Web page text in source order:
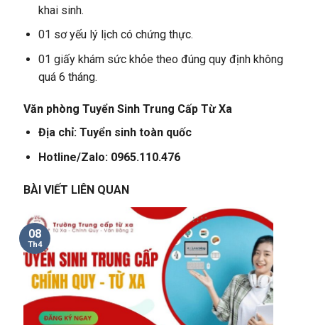
khai sinh.
01 sơ yếu lý lịch có chứng thực.
01 giấy khám sức khỏe theo đúng quy định không
quá 6 tháng.
Văn phòng Tuyển Sinh Trung Cấp Từ Xa
Địa chỉ: Tuyển sinh toàn quốc
Hotline/Zalo: 0965.110.476
BÀI VIẾT LIÊN QUAN
08
Th4